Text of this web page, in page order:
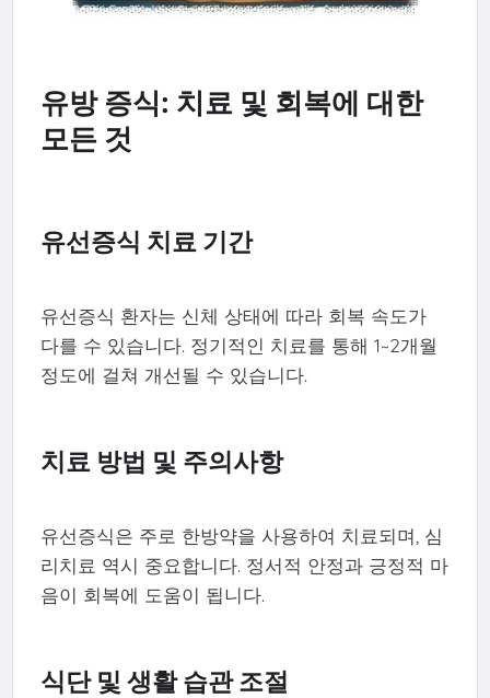
유방 증식: 치료 및 회복에 대한
모든 것
유선증식 치료 기간
유선증식 환자는 신체 상태에 따라 회복 속도가
다를 수 있습니다. 정기적인 치료를 통해 1~2개월
정도에 걸쳐 개선될 수 있습니다.
치료 방법 및 주의사항
유선증식은 주로 한방약을 사용하여 치료되며, 심
리치료 역시 중요합니다. 정서적 안정과 긍정적 마
음이 회복에 도움이 됩니다.
식단 및 생활 습관 조절